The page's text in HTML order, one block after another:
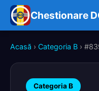
Chestionare
Acasă › Categoria B ›
Categoria B